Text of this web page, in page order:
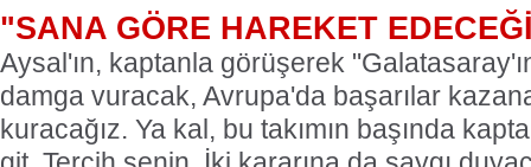
"SANA GÖRE HAREKET
Aysal'ın, kaptanla görüşerek
damga vuracak, Avrupa'da başarılar
kuracağız. Ya kal, bu takımın başında